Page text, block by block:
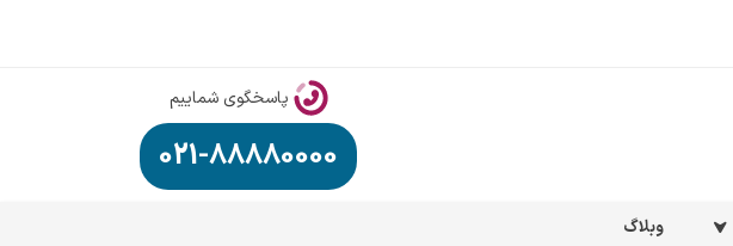
پاسخگوی شماییم
021-88880000
وبلاگ